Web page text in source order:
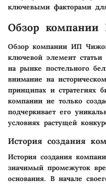
ключевыми факторами
Обзор
Обзор компании ИП
ключевой элемент
на рынке постельного
внимание на
принципах и стратегиях
компании не только
подчеркивает его
условиях растущей
История создания
История создания
значимый промежуток
основания. В начале